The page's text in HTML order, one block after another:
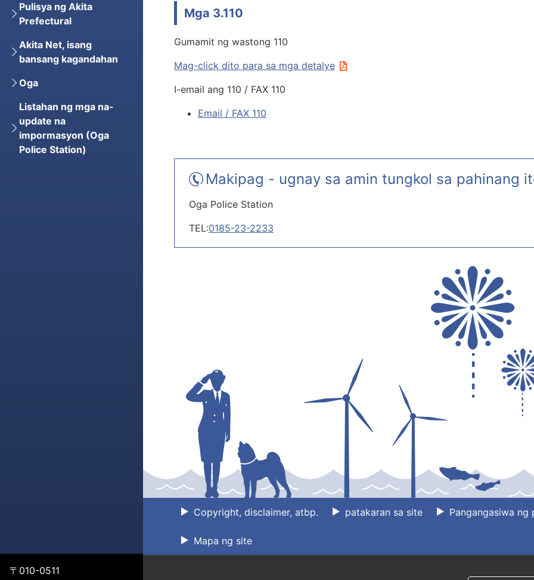
Mga 3.110
Gumamit ng wastong 110
Mag-click dito para sa mga detalye
I-email ang 110 / FAX 110
Email / FAX 110
Makipag - ugnay sa amin tungkol sa pahinang
Oga Police Station
TEL:0185-23-2233
Pulisya ng Akita
Prefectural
Akita Net, isang
bansang kagandahan
Oga
Listahan ng mga na-
update na
impormasyon (Oga
Police Station)
〒010-0511
Copyright, disclaimer, atbp. patakaran sa site Pangangasiwa ng
Mapa ng site